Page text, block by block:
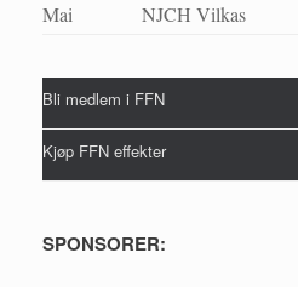
Mai NJCH Vilkas
Bli medlem i FFN
Kjøp FFN effekter
SPONSORER: